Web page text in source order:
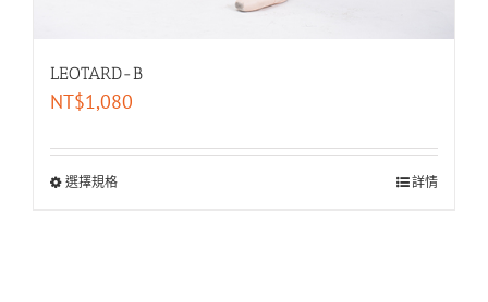
LEOTARD-B
NT$1,080
選擇規格 詳情